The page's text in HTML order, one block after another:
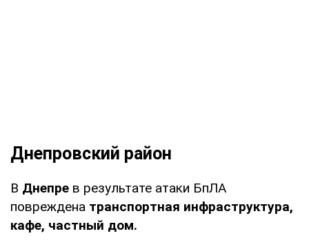
Днепровский район
В Днепре в результате атаки БпЛА
повреждена транспортная инфраструктура,
кафе, частный дом.